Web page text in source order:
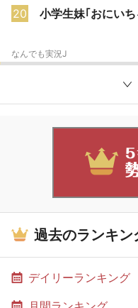
20 小学生妹｢おにい
なんでも実況J
過去のランキン
デイリーランキング